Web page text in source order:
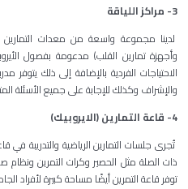
3- مراكز اللياقة
لدينا مجموعة واسعة من معدات التمارين
وأجهزة تمارين القلب) مدعومة بفصول
الاحتياجات الفردية بالإضافة إلى ذلك يتوفر
والإشراف وكذلك للإجابة على جميع الأسئلة
4- قاعة التمارين (الايروبيك)
تُجرى جلسات التمارين الرياضية والتدريبة
ذات الصلة مثل الحصير وكرات التمرين
توفر قاعة التمرين أيضًا مساحة كبيرة لأفراد